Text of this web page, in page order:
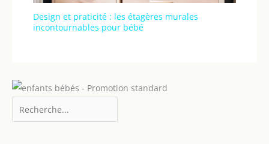
Design et praticité : les étagères murales
incontournables pour bébé